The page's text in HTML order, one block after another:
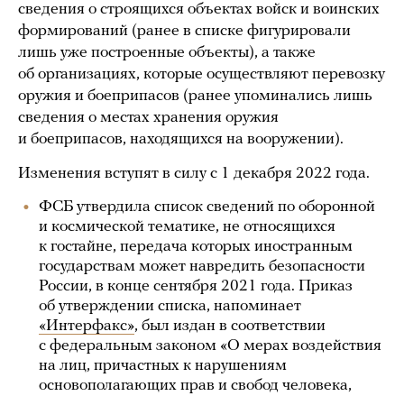
сведения о строящихся объектах войск и воинских
формирований (ранее в списке фигурировали
лишь уже построенные объекты), а также
об организациях, которые осуществляют перевозку
оружия и боеприпасов (ранее упоминались лишь
сведения о местах хранения оружия
и боеприпасов, находящихся на вооружении).
Изменения вступят в силу с 1 декабря 2022 года.
ФСБ утвердила список сведений по оборонной
и космической тематике, не относящихся
к гостайне, передача которых иностранным
государствам может навредить безопасности
России, в конце сентября 2021 года. Приказ
об утверждении списка, напоминает
«Интерфакс», был издан в соответствии
с федеральным законом «О мерах воздействия
на лиц, причастных к нарушениям
основополагающих прав и свобод человека,